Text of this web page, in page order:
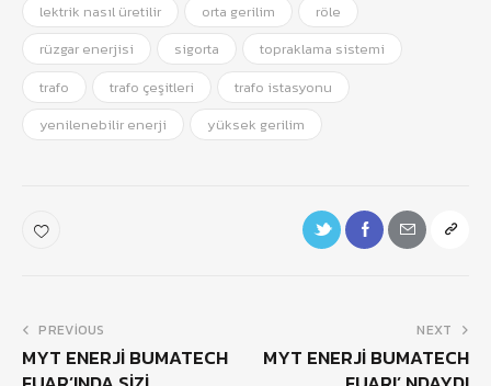
lektrik nasıl üretilir
orta gerilim
röle
rüzgar enerjisi
sigorta
topraklama sistemi
trafo
trafo çeşitleri
trafo istasyonu
yenilenebilir enerji
yüksek gerilim
PREVIOUS
MYT ENERJİ BUMATECH
NEXT
MYT ENERJİ BUMATECH